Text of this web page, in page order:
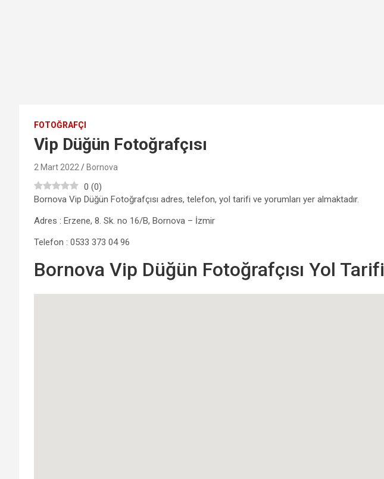
FOTOĞRAFÇI
Vip Düğün Fotoğrafçısı
2 Mart 2022 Bornova
0 (0)
Bornova Vip Düğün Fotoğrafçısı adres, telefon, yol tarifi ve yorumları yer almaktadır.
Adres : Erzene, 8. Sk. no 16/B, Bornova – İzmir
Telefon : 0533 373 04 96
Bornova Vip Düğün Fotoğrafçısı Yol Tarifi